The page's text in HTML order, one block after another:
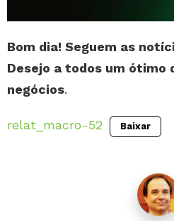
Bom dia! Seguem as
Desejo a todos um ótimo
negócios.
relat_macro-52 Baixar